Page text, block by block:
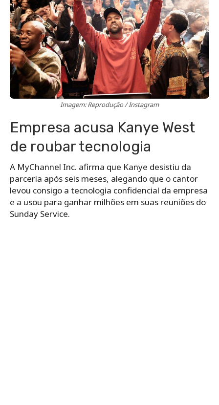
Imagem: Reprodução / Instagram
Empresa acusa Kanye West
de roubar tecnologia
A MyChannel Inc. afirma que Kanye desistiu da
parceria após seis meses, alegando que o cantor
levou consigo a tecnologia confidencial da empresa
e a usou para ganhar milhões em suas reuniões do
Sunday Service.